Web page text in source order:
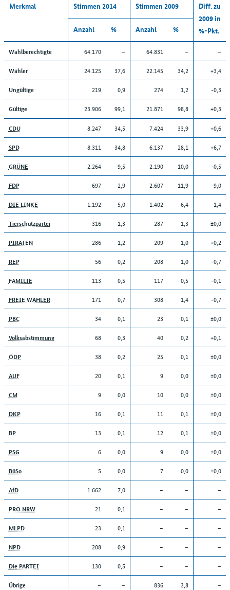
Merkmal Stimmen 2014 Stimmen 2009
Diff. zu
2009 in
%-Pkt.
Anzahl % Anzahl %
Wahlberechtigte 64.170 – 64.831 – –
Wähler 24.125 37,6 22.145 34,2 +3,4
Ungültige 219 0,9 274 1,2 -0,3
Gültige 23.906 99,1 21.871 98,8 +0,3
CDU 8.247 34,5 7.424 33,9 +0,6
SPD 8.311 34,8 6.137 28,1 +6,7
GRÜNE 2.264 9,5 2.190 10,0 -0,5
FDP 697 2,9 2.607 11,9 -9,0
DIE LINKE 1.192 5,0 1.402 6,4 -1,4
Tierschutzpartei 316 1,3 287 1,3 ±0,0
PIRATEN 286 1,2 209 1,0 +0,2
REP 56 0,2 208 1,0 -0,7
FAMILIE 113 0,5 117 0,5 -0,1
FREIE WÄHLER 171 0,7 308 1,4 -0,7
PBC 34 0,1 23 0,1 ±0,0
Volksabstimmung 68 0,3 40 0,2 +0,1
ÖDP 38 0,2 25 0,1 ±0,0
AUF 20 0,1 9 0,0 ±0,0
CM 9 0,0 10 0,0 ±0,0
DKP 16 0,1 11 0,1 ±0,0
BP 13 0,1 12 0,1 ±0,0
PSG 6 0,0 9 0,0 ±0,0
BüSo 5 0,0 7 0,0 ±0,0
AfD 1.662 7,0 – – –
PRO NRW 21 0,1 – – –
MLPD 23 0,1 – – –
NPD 208 0,9 – – –
Die PARTEI 130 0,5 – – –
Übrige – – 836 3,8 –